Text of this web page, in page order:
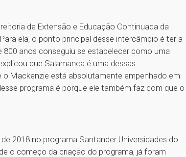
de Extensão e Educação Continuada da
ela, o ponto principal desse intercâmbio é ter a
anos conseguiu se estabelecer como uma
que Salamanca é uma dessas
Mackenzie está absolutamente empenhado em
programa é porque ele também faz com que o
2018 no programa Santander Universidades do
o começo da criação do programa, já foram